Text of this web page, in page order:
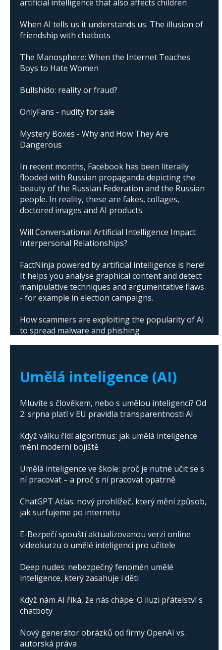
artificial intelligence that also affects children
When AI tells us it understands us. The illusion of
friendship with chatbots
The Manosphere: When the Internet Teaches
Boys to Hate Women
Bullshido: reality or fraud?
OnlyFans - nudity for sale
Mystery Boxes - Why and How They Are
Dangerous
In recent months, Facebook has been literally
flooded with Russian propaganda depicting the
beauty of the Russian Federation and the Russian
people. In reality, these are fakes, collages,
doctored images and AI products.
Will Conversational Artificial Intelligence Impact
Interpersonal Relationships?
FactNinja powered by artificial intelligence is here!
It helps you analyse graphical content and detect
manipulative techniques and argumentative flaws
- for example in election campaigns.
How scammers are exploiting the popularity of AI
to spread malware and phishing
Umělá inteligence (AI)
Mluvíte s člověkem, nebo s umělou inteligencí? Od
2. srpna platí v EU pravidla transparentnosti AI
Když válku řídí algoritmus: jak umělá inteligence
mění moderní bojiště
Umělá inteligence ve škole: proč je nutné učit se s
ní pracovat – a proč s ní pracovat opatrně
ChatGPT Atlas: nový prohlížeč, který mění způsob,
jak surfujeme po internetu
E-Bezpečí spouští aktualizovanou verzi online
videokurzu o umělé inteligenci pro učitele
Deep nudes: nebezpečný fenomén umělé
inteligence, který zasahuje i děti
Když nám AI říká, že nás chápe. O iluzi přátelství s
chatboty
Nový generátor obrázků od firmy OpenAI vs.
autorská práva